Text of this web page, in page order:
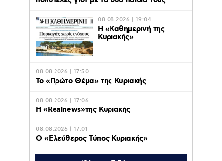
08.08.2026 | 19:04
H «Καθημερινή της
Κυριακής»
08.08.2026 | 17:50
Το «Πρώτο Θέμα» της Κυριακής
08.08.2026 | 17:06
Η «Realnews»της Κυριακής
08.08.2026 | 17:01
Ο «Eλεύθερος Τύπος Κυριακής»